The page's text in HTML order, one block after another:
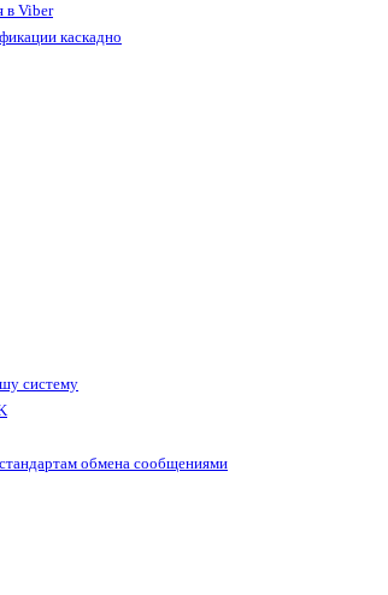
в Viber
каскадно
систему
обмена сообщениями